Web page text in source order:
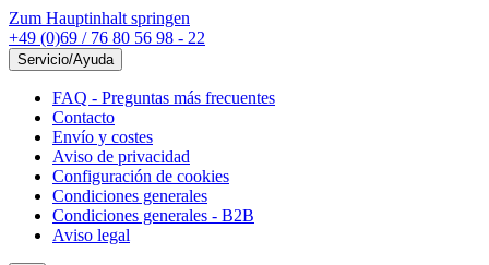
Zum Hauptinhalt springen
+49 (0)69 / 76 80 56 98 - 22
Servicio/Ayuda
FAQ - Preguntas más frecuentes
Contacto
Envío y costes
Aviso de privacidad
Configuración de cookies
Condiciones generales
Condiciones generales - B2B
Aviso legal